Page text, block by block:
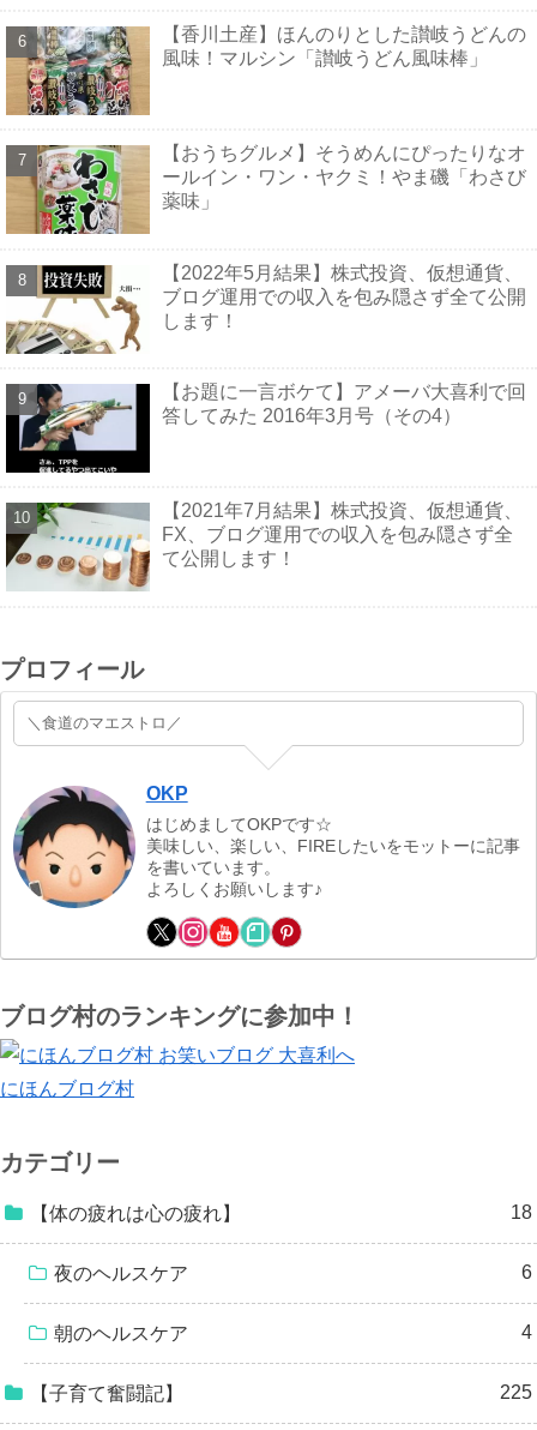
【香川土産】ほんのりとした讃岐うどんの
風味！マルシン「讃岐うどん風味棒」
【おうちグルメ】そうめんにぴったりなオ
ールイン・ワン・ヤクミ！やま磯「わさび
薬味」
【2022年5月結果】株式投資、仮想通貨、
ブログ運用での収入を包み隠さず全て公開
します！
【お題に一言ボケて】アメーバ大喜利で回
答してみた 2016年3月号（その4）
【2021年7月結果】株式投資、仮想通貨、
FX、ブログ運用での収入を包み隠さず全
て公開します！
プロフィール
＼食道のマエストロ／
OKP
はじめましてOKPです☆
美味しい、楽しい、FIREしたいをモットーに記事
を書いています。
よろしくお願いします♪
ブログ村のランキングに参加中！
にほんブログ村
カテゴリー
【体の疲れは心の疲れ】 18
夜のヘルスケア 6
朝のヘルスケア 4
【子育て奮闘記】 225